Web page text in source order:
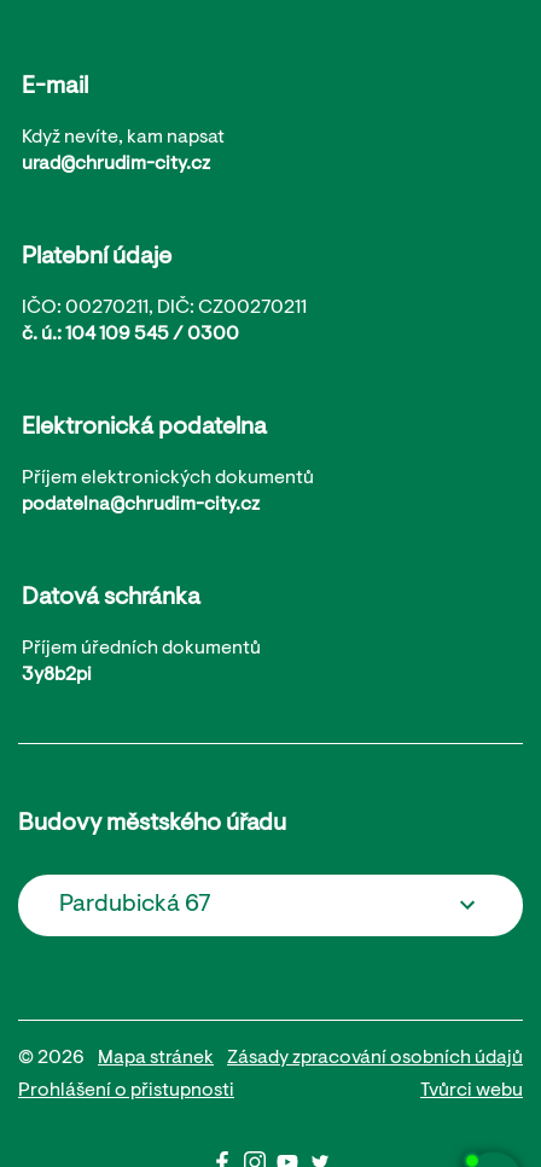
E-mail
Když nevíte, kam napsat
urad@chrudim-city.cz
Platební údaje
IČO: 00270211, DIČ: CZ00270211
č. ú.: 104 109 545 / 0300
Elektronická podatelna
Příjem elektronických dokumentů
podatelna@chrudim-city.cz
Datová schránka
Příjem úředních dokumentů
3y8b2pi
Budovy městského úřadu
Pardubická 67
© 2026 Mapa stránek
Zásady zpracování osobních údajů
Prohlášení o přistupnosti
Tvůrci webu
Potřebujete poradit?